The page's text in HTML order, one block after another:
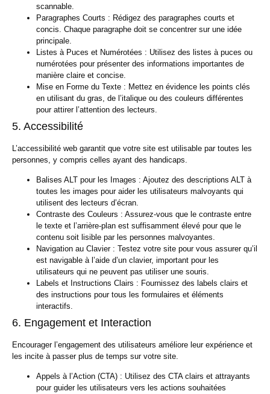
scannable.
Paragraphes Courts : Rédigez des paragraphes courts et
concis. Chaque paragraphe doit se concentrer sur une idée
principale.
Listes à Puces et Numérotées : Utilisez des listes à puces ou
numérotées pour présenter des informations importantes de
manière claire et concise.
Mise en Forme du Texte : Mettez en évidence les points clés
en utilisant du gras, de l’italique ou des couleurs différentes
pour attirer l’attention des lecteurs.
5. Accessibilité
L’accessibilité web garantit que votre site est utilisable par toutes les
personnes, y compris celles ayant des handicaps.
Balises ALT pour les Images : Ajoutez des descriptions ALT à
toutes les images pour aider les utilisateurs malvoyants qui
utilisent des lecteurs d’écran.
Contraste des Couleurs : Assurez-vous que le contraste entre
le texte et l’arrière-plan est suffisamment élevé pour que le
contenu soit lisible par les personnes malvoyantes.
Navigation au Clavier : Testez votre site pour vous assurer qu’il
est navigable à l’aide d’un clavier, important pour les
utilisateurs qui ne peuvent pas utiliser une souris.
Labels et Instructions Clairs : Fournissez des labels clairs et
des instructions pour tous les formulaires et éléments
interactifs.
6. Engagement et Interaction
Encourager l’engagement des utilisateurs améliore leur expérience et
les incite à passer plus de temps sur votre site.
Appels à l’Action (CTA) : Utilisez des CTA clairs et attrayants
pour guider les utilisateurs vers les actions souhaitées